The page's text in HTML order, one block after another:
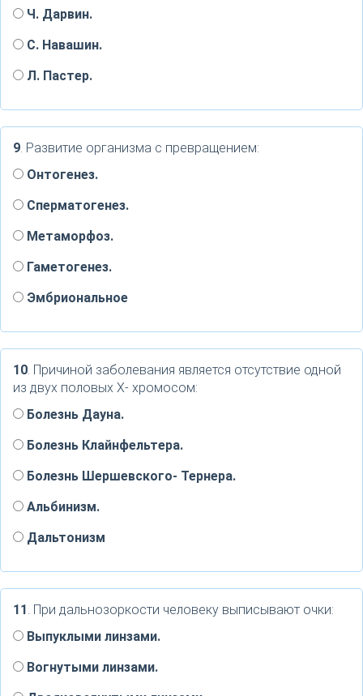
Ч. Дарвин.
С. Навашин.
Л. Пастер.
9. Развитие организма с превращением:
Онтогенез.
Сперматогенез.
Метаморфоз.
Гаметогенез.
Эмбриональное
10. Причиной заболевания является отсутствие одной
из двух половых Х- хромосом:
Болезнь Дауна.
Болезнь Клайнфельтера.
Болезнь Шершевского- Тернера.
Альбинизм.
Дальтонизм
11. При дальнозоркости человеку выписывают очки:
Выпуклыми линзами.
Вогнутыми линзами.